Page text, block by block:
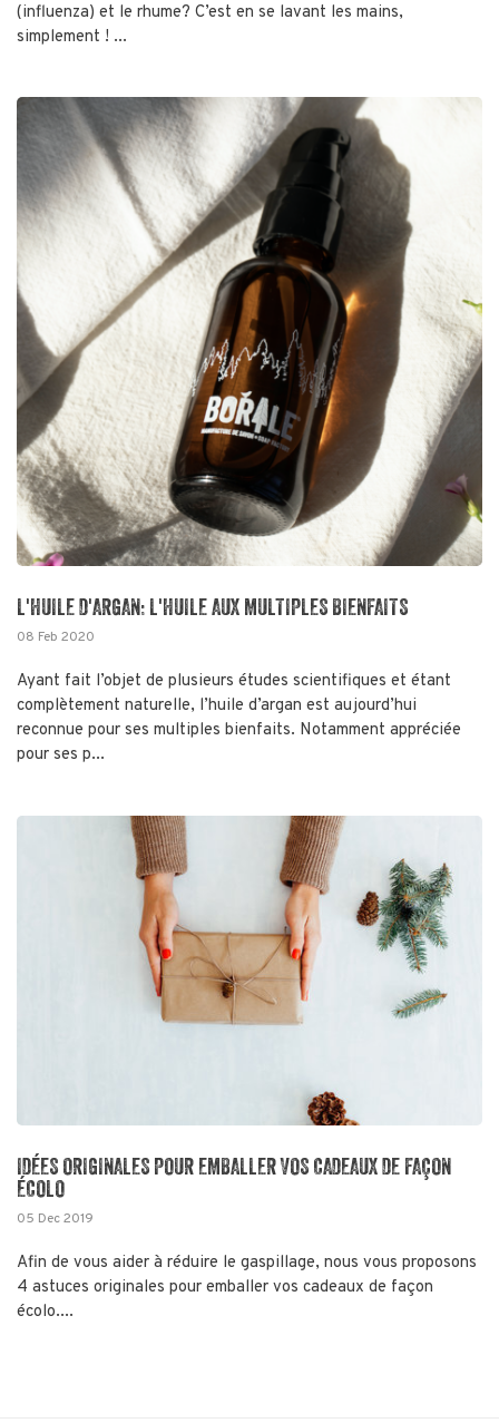
(influenza) et le rhume? C’est en se lavant les mains,
simplement ! ...
L'HUILE D'ARGAN: L'HUILE AUX MULTIPLES BIENFAITS
08 Feb 2020
Ayant fait l’objet de plusieurs études scientifiques et étant
complètement naturelle, l’huile d’argan est aujourd’hui
reconnue pour ses multiples bienfaits. Notamment appréciée
pour ses p...
IDÉES ORIGINALES POUR EMBALLER VOS CADEAUX DE FAÇON
ÉCOLO
05 Dec 2019
Afin de vous aider à réduire le gaspillage, nous vous proposons
4 astuces originales pour emballer vos cadeaux de façon
écolo....